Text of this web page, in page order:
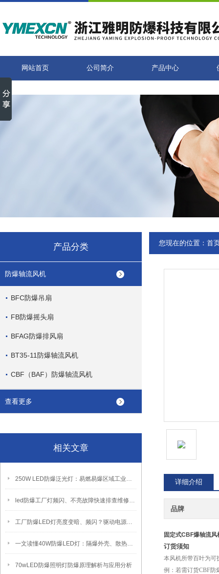
网站首页 公司简介 产品中心
产品分类
防爆轴流风机
BFC防爆吊扇
FB防爆摇头扇
BFAG防爆排风扇
BT35-11防爆轴流风机
CBF（BAF）防爆轴流风机
查看更多
相关文章
250W LED防爆泛光灯：易燃易爆区域工业固定照明装置
led防爆工厂灯频闪、不亮故障快速排查维修方法
工厂防爆LED灯亮度变暗、频闪？驱动电源故障检修方法
一文读懂40W防爆LED灯：隔爆外壳、散热、防爆认证原理
70wLED防爆照明灯防爆原理解析与应用分析
您现在的位置： 首
详细介绍
品牌
固定式CBF爆轴流
订货须知
本风机所带百叶为可
例：若需订货CBF防